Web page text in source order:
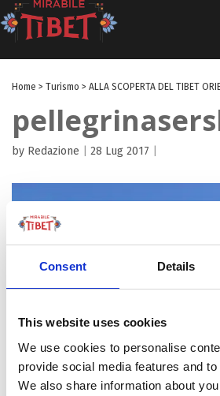
Consent Details
This website uses cookies
We use cookies to personalise
provide social media features and
We also share information about
Home > Turismo > ALLA SCOPERTA DEL TIBET
by Redazione 28 Lug 2017